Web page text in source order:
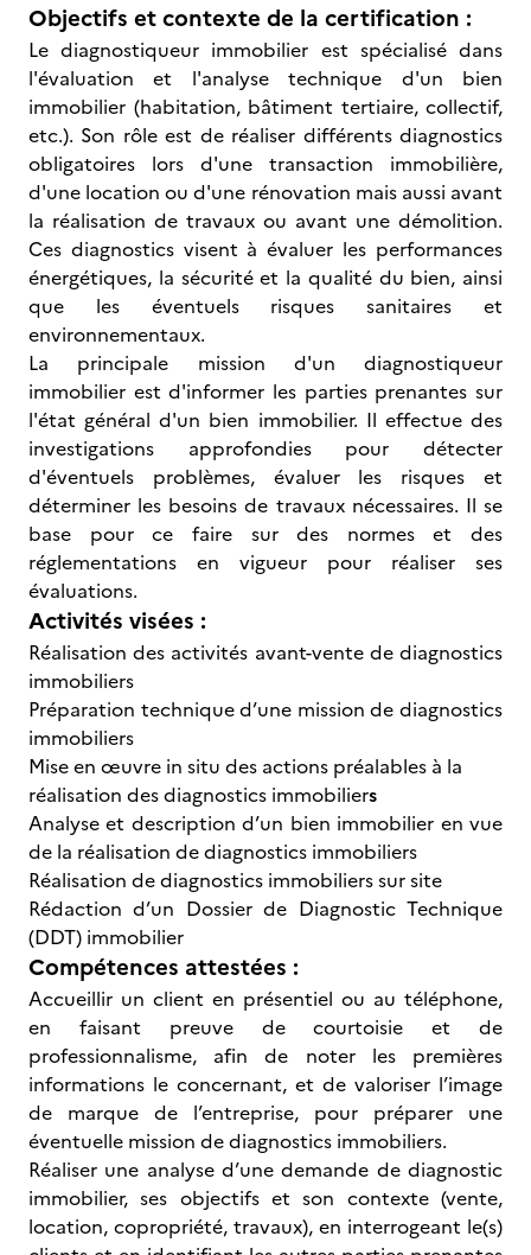
Objectifs et contexte de la certification :
Le diagnostiqueur immobilier est spécialisé dans
l'évaluation et l'analyse technique d'un bien
immobilier (habitation, bâtiment tertiaire, collectif,
etc.). Son rôle est de réaliser différents diagnostics
obligatoires lors d'une transaction immobilière,
d'une location ou d'une rénovation mais aussi avant
la réalisation de travaux ou avant une démolition.
Ces diagnostics visent à évaluer les performances
énergétiques, la sécurité et la qualité du bien, ainsi
que les éventuels risques sanitaires et
environnementaux.
La principale mission d'un diagnostiqueur
immobilier est d'informer les parties prenantes sur
l'état général d'un bien immobilier. Il effectue des
investigations approfondies pour détecter
d'éventuels problèmes, évaluer les risques et
déterminer les besoins de travaux nécessaires. Il se
base pour ce faire sur des normes et des
réglementations en vigueur pour réaliser ses
évaluations.
Activités visées :
Réalisation des activités avant-vente de diagnostics
immobiliers
Préparation technique d’une mission de diagnostics
immobiliers
Mise en œuvre in situ des actions préalables à la
réalisation des diagnostics immobiliers
Analyse et description d’un bien immobilier en vue
de la réalisation de diagnostics immobiliers
Réalisation de diagnostics immobiliers sur site
Rédaction d’un Dossier de Diagnostic Technique
(DDT) immobilier
Compétences attestées :
Accueillir un client en présentiel ou au téléphone,
en faisant preuve de courtoisie et de
professionnalisme, afin de noter les premières
informations le concernant, et de valoriser l’image
de marque de l’entreprise, pour préparer une
éventuelle mission de diagnostics immobiliers.
Réaliser une analyse d’une demande de diagnostic
immobilier, ses objectifs et son contexte (vente,
location, copropriété, travaux), en interrogeant le(s)